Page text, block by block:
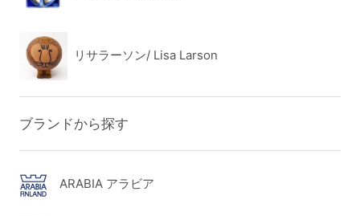
リサラーソン/ Lisa Larson
ブランドから探す
ARABIA アラビア